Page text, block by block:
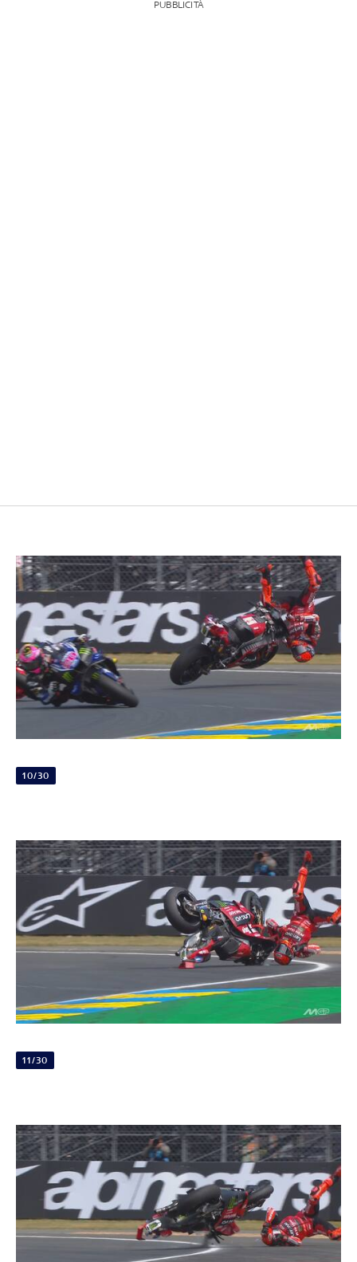
PUBBLICITÀ
10/30
11/30